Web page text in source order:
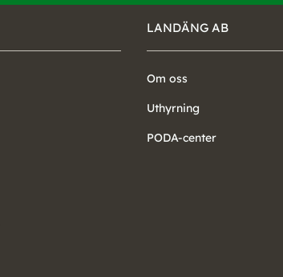
LANDÄNG AB
Om oss
Uthyrning
PODA-center